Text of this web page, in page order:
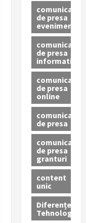
comunicat
de presa
eveniment
comunicat
de presa
informativ
comunicat
de presa
online
comunicate
de presa
comunicate
de presa
granturi
content
unic
Diferențe
Tehnologice